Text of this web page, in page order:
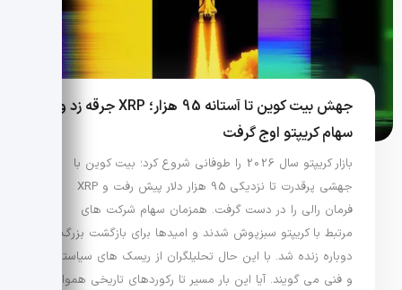
جهش بیت کوین تا آستانه 95 هزار؛ XRP جرقه زد و
سهام کریپتو اوج گرفت
بازار کریپتو سال 2026 را طوفانی شروع کرد؛ بیت کوین با
جهشی پرقدرت تا نزدیکی 95 هزار دلار پیش رفت و XRP
فرمان رالی را در دست گرفت. همزمان سهام شرکت های
مرتبط با کریپتو سبزپوش شدند و امیدها برای بازگشت بزرگ
دوباره زنده شد. با این حال تحلیلگران از ریسک های سیاستی
و فنی می گویند. آیا این بار مسیر تا رکوردهای تاریخی هموار